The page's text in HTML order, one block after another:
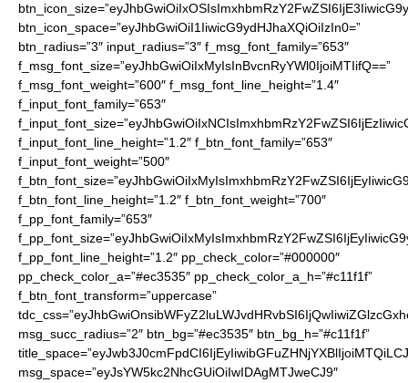
btn_icon_space=”eyJhbGwiOiI1IiwicG9ydHJhaXQiOiIzIn0=”
btn_radius=”3″ input_radius=”3″ f_msg_font_family=”653″
f_msg_font_size=”eyJhbGwiOiIxMyIsInBvcnRyYWl0IjoiMTIifQ==”
f_msg_font_weight=”600″ f_msg_font_line_height=”1.4″
f_input_font_family=”653″
f_input_font_line_height=”1.2″ f_btn_font_family=”653″
f_input_font_weight=”500″
f_btn_font_line_height=”1.2″ f_btn_font_weight=”700″
f_pp_font_family=”653″
f_pp_font_line_height=”1.2″ pp_check_color=”#000000″
pp_check_color_a=”#ec3535″ pp_check_color_a_h=”#c11f1f”
f_btn_font_transform=”uppercase”
msg_succ_radius=”2″ btn_bg=”#ec3535″ btn_bg_h=”#c11f1f”
msg_space=”eyJsYW5kc2NhcGUiOiIwIDAgMTJweCJ9″